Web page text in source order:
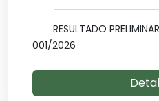
RESULTADO
001/2026